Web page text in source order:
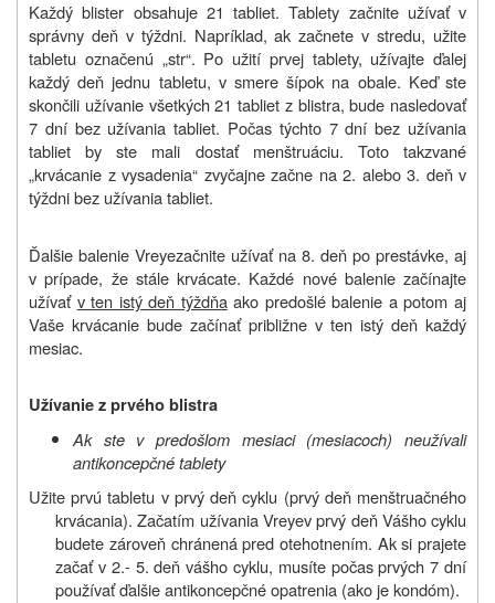
Každý blister obsahuje 21 tabliet. Tablety začnite užívať v
správny deň v týždni. Napríklad, ak začnete v stredu, užite
tabletu označenú „str“. Po užití prvej tablety, užívajte ďalej
každý deň jednu tabletu, v smere šípok na obale. Keď ste
skončili užívanie všetkých 21 tabliet z blistra, bude nasledovať
7 dní bez užívania tabliet. Počas týchto 7 dní bez užívania
tabliet by ste mali dostať menštruáciu. Toto takzvané
„krvácanie z vysadenia“ zvyčajne začne na 2. alebo 3. deň v
týždni bez užívania tabliet.
Ďalšie balenie Vreyezačnite užívať na 8. deň po prestávke, aj
v prípade, že stále krvácate. Každé nové balenie začínajte
užívať v ten istý deň týždňa ako predošlé balenie a potom aj
Vaše krvácanie bude začínať približne v ten istý deň každý
mesiac.
Užívanie z prvého blistra
Ak ste v predošlom mesiaci (mesiacoch) neužívali
antikoncepčné tablety
Užite prvú tabletu v prvý deň cyklu (prvý deň menštruačného
krvácania). Začatím užívania Vreyev prvý deň Vášho cyklu
budete zároveň chránená pred otehotnením. Ak si prajete
začať v 2.- 5. deň vášho cyklu, musíte počas prvých 7 dní
používať ďalšie antikoncepčné opatrenia (ako je kondóm).